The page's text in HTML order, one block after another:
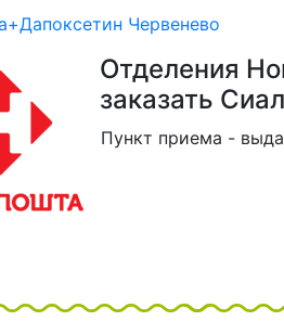
Червенево
Отделения
заказать
Пункт приема -